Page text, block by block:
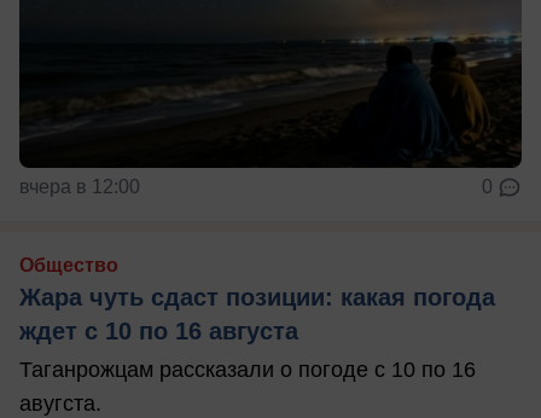
вчера в 12:00 0
Общество
Жара чуть сдаст позиции: какая погода
ждет с 10 по 16 августа
Таганрожцам рассказали о погоде с 10 по 16
авугста.